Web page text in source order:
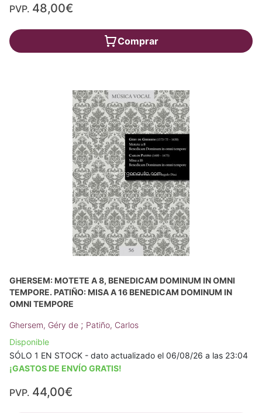
PVP. 48,00€
Comprar
GHERSEM: MOTETE A 8, BENEDICAM DOMINUM IN OMNI
TEMPORE. PATIÑO: MISA A 16 BENEDICAM DOMINUM IN
OMNI TEMPORE
Ghersem, Géry de ; Patiño, Carlos
Disponible
SÓLO 1 EN STOCK - dato actualizado el 06/08/26 a las 23:04
¡GASTOS DE ENVÍO GRATIS!
PVP. 44,00€